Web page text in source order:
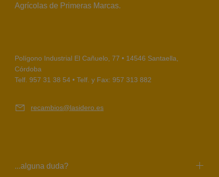
Agrícolas de Primeras Marcas.
Polígono Industrial El Cañuelo, 77 • 14546 Santaella,
Córdoba
Telf. 957 31 38 54 • Telf. y Fax: 957 313 882
recambios@lasidero.es
...alguna duda?